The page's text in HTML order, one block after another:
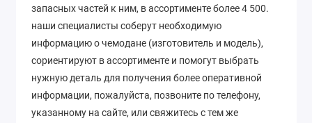
запасных частей к ним, в ассортименте более 4 500.
наши специалисты соберут необходимую
информацию о чемодане (изготовитель и модель),
сориентируют в ассортименте и помогут выбрать
нужную деталь для получения более оперативной
информации, пожалуйста, позвоните по телефону,
указанному на сайте, или свяжитесь с тем же